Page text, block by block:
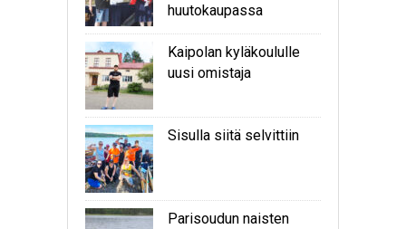
huutokaupassa
Kaipolan kyläkoululle
uusi omistaja
Sisulla siitä selvittiin
Parisoudun naisten